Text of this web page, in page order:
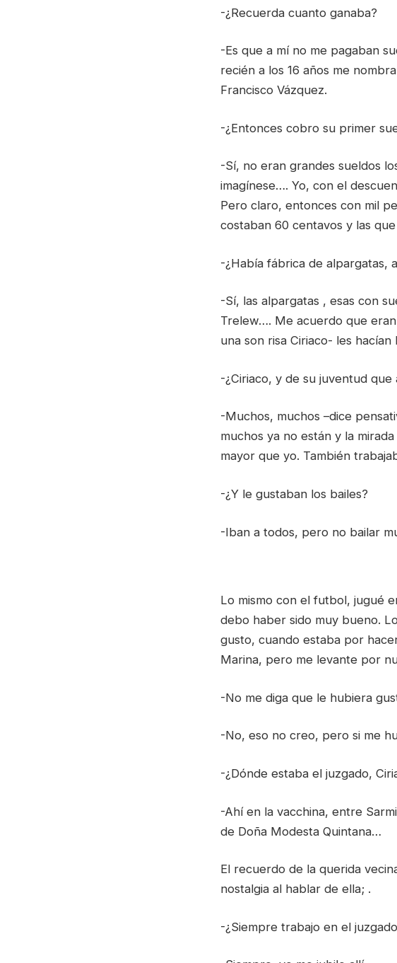
-¿Recuerda cuanto ganaba?
-Es que a mí no me pagaban
recién a los 16 años me
Francisco Vázquez.
-¿Entonces cobro su primer
-Sí, no eran grandes sueldos
imagínese…. Yo, con el
Pero claro, entonces con mil
costaban 60 centavos y las
-¿Había fábrica de alpargatas,
-Sí, las alpargatas , esas con
Trelew…. Me acuerdo que
una son risa Ciriaco- les
-¿Ciriaco, y de su juventud que
-Muchos, muchos –dice
muchos ya no están y la
mayor que yo. También
-¿Y le gustaban los bailes?
-Iban a todos, pero no bailar
Lo mismo con el futbol, jugué
debo haber sido muy bueno.
gusto, cuando estaba por
Marina, pero me levante por
-No me diga que le hubiera
-No, eso no creo, pero si me
-¿Dónde estaba el juzgado,
-Ahí en la vacchina, entre
de Doña Modesta Quintana…
El recuerdo de la querida
nostalgia al hablar de ella; .
-¿Siempre trabajo en el